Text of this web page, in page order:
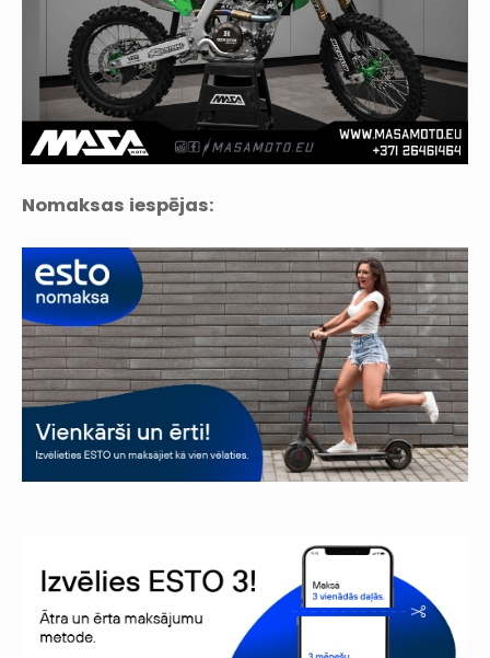
Nomaksas iespējas: